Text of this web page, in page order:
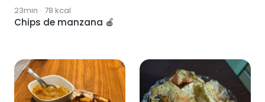
23min · 78 kcal
Chips de manzana 🍎